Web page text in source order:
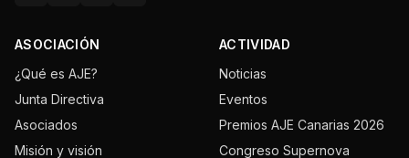
ASOCIACIÓN
¿Qué es AJE?
Junta Directiva
Asociados
Misión y visión
ACTIVIDAD
Noticias
Eventos
Premios AJE Canarias 2026
Congreso Supernova